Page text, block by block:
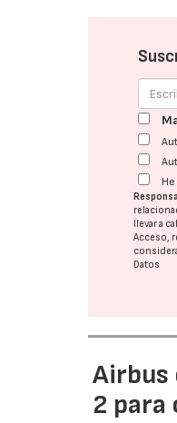
llevar a
Acceso,
Datos
2